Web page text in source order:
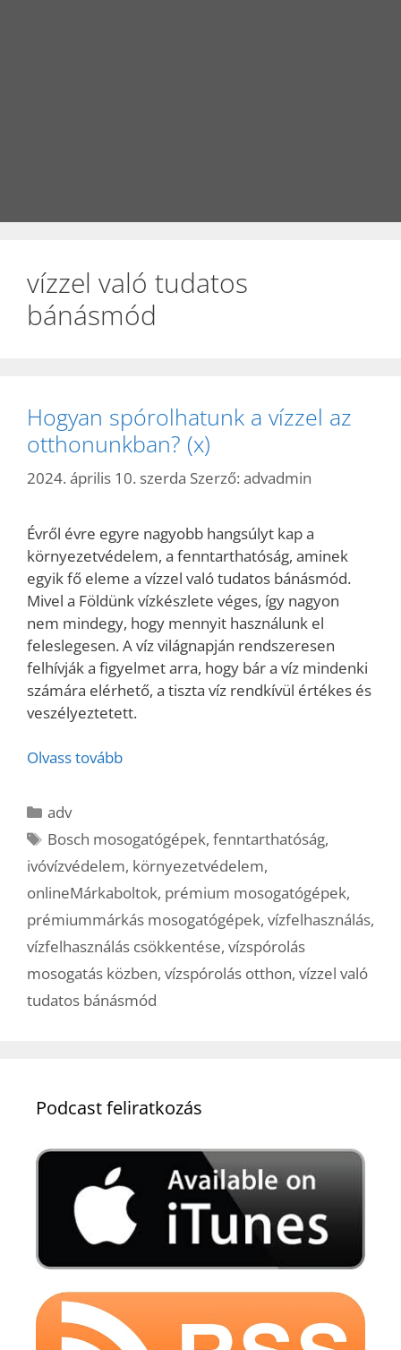
vízzel való tudatos
bánásmód
Hogyan spórolhatunk a vízzel az
otthonunkban? (x)
2024. április 10. szerda Szerző: advadmin
Évről évre egyre nagyobb hangsúlyt kap a
környezetvédelem, a fenntarthatóság, aminek
egyik fő eleme a vízzel való tudatos bánásmód.
Mivel a Földünk vízkészlete véges, így nagyon
nem mindegy, hogy mennyit használunk el
feleslegesen. A víz világnapján rendszeresen
felhívják a figyelmet arra, hogy bár a víz mindenki
számára elérhető, a tiszta víz rendkívül értékes és
veszélyeztetett.
Olvass tovább
Kategória
adv
Címkék
Bosch mosogatógépek,fenntarthatóság,
ivóvízvédelem, környezetvédelem,
onlineMárkaboltok, prémium mosogatógépek,
prémiummárkás mosogatógépek, vízfelhasználás,
vízfelhasználás csökkentése, vízspórolás
mosogatás közben, vízspórolás otthon, vízzel való
tudatos bánásmód
Podcast feliratkozás